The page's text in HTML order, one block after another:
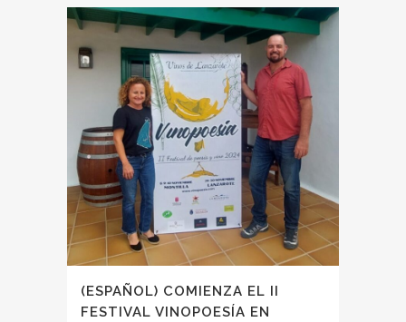
(ESPAÑOL) COMIENZA EL II
FESTIVAL VINOPOESÍA EN